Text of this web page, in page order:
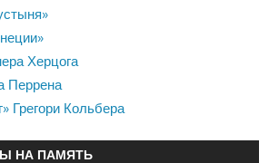
Херцога
Перрена
Грегори Кольбера
НА ПАМЯТЬ